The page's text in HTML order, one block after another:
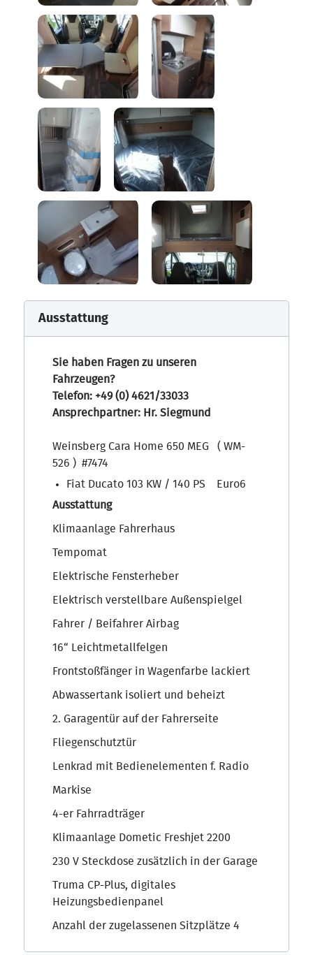
Ausstattung
Sie haben Fragen zu unseren
Fahrzeugen?
Telefon: +49 (0) 4621/33033
Ansprechpartner: Hr. Siegmund
Weinsberg Cara Home 650 MEG ( WM-
526 ) #7474
Fiat Ducato 103 KW / 140 PS Euro6
Ausstattung
Klimaanlage Fahrerhaus
Tempomat
Elektrische Fensterheber
Elektrisch verstellbare Außenspielgel
Fahrer / Beifahrer Airbag
16“ Leichtmetallfelgen
Frontstoßfänger in Wagenfarbe lackiert
Abwassertank isoliert und beheizt
2. Garagentür auf der Fahrerseite
Fliegenschutztür
Lenkrad mit Bedienelementen f. Radio
Markise
4-er Fahrradträger
Klimaanlage Dometic Freshjet 2200
230 V Steckdose zusätzlich in der Garage
Truma CP-Plus, digitales
Heizungsbedienpanel
Anzahl der zugelassenen Sitzplätze 4